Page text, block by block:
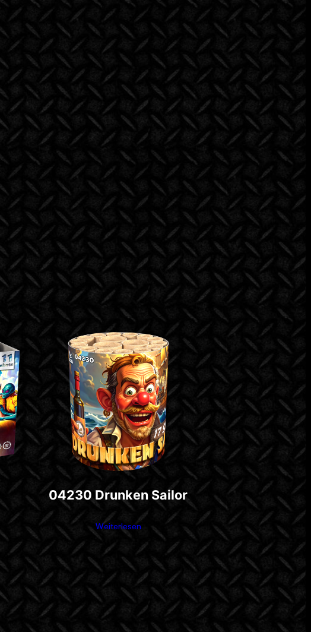
04230 Drunken Sailor
Weiterlesen